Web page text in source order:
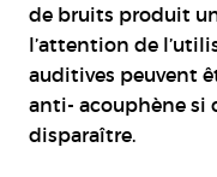
de bruits produit
l’attention de
auditives peuvent
anti- acouphène si
disparaître.